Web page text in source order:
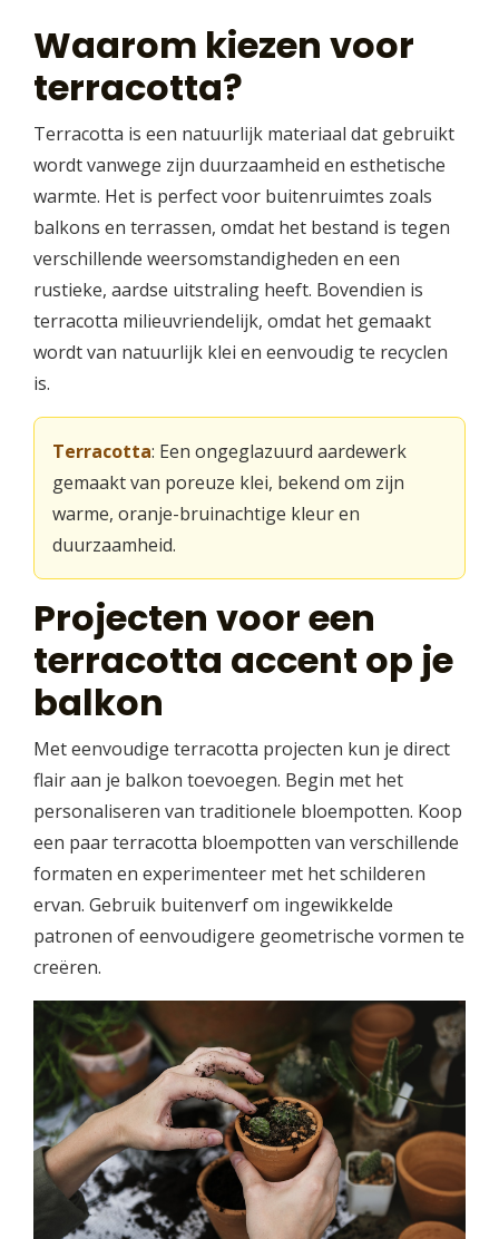
Waarom kiezen voor
terracotta?
Terracotta is een natuurlijk materiaal dat gebruikt
wordt vanwege zijn duurzaamheid en esthetische
warmte. Het is perfect voor buitenruimtes zoals
balkons en terrassen, omdat het bestand is tegen
verschillende weersomstandigheden en een
rustieke, aardse uitstraling heeft. Bovendien is
terracotta milieuvriendelijk, omdat het gemaakt
wordt van natuurlijk klei en eenvoudig te recyclen
is.
Terracotta: Een ongeglazuurd aardewerk
gemaakt van poreuze klei, bekend om zijn
warme, oranje-bruinachtige kleur en
duurzaamheid.
Projecten voor een
terracotta accent op je
balkon
Met eenvoudige terracotta projecten kun je direct
flair aan je balkon toevoegen. Begin met het
personaliseren van traditionele bloempotten. Koop
een paar terracotta bloempotten van verschillende
formaten en experimenteer met het schilderen
ervan. Gebruik buitenverf om ingewikkelde
patronen of eenvoudigere geometrische vormen te
creëren.